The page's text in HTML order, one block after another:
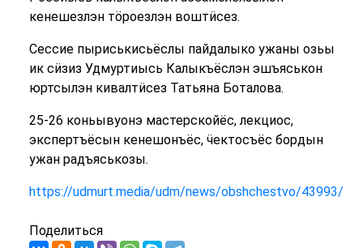
кенешезлэн тӧроезлэн воштӥсез.
Сессие пыриськисьёслы пайдалыко ужаны озьы
ик сӥзиз Удмуртиысь Калыкъёслэн эшъяськон
юртсылэн кивалтӥсез Татьяна Боталова.
25-26 коньывуонэ мастерскойёс, лекциос,
экспертъёсын кенешонъёс, ӵектосъёс бордын
ужан радъяськозы.
https://udmurt.media/udm/news/obshchestvo/43993/
Поделиться